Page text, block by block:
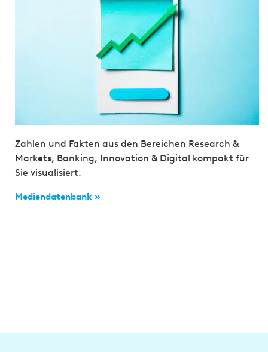
Zahlen und Fakten aus den Bereichen Research &
Markets, Banking, Innovation & Digital kompakt für
Sie visualisiert.
Mediendatenbank »